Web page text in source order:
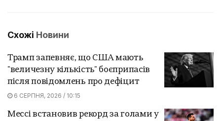
Схожі Новини
Трамп запевняє, що США мають
"величезну кількість" боєприпасів
після повідомлень про дефіцит
6 СЕРПНЯ, 2026 / 10:15
Мессі встановив рекорд за голами у